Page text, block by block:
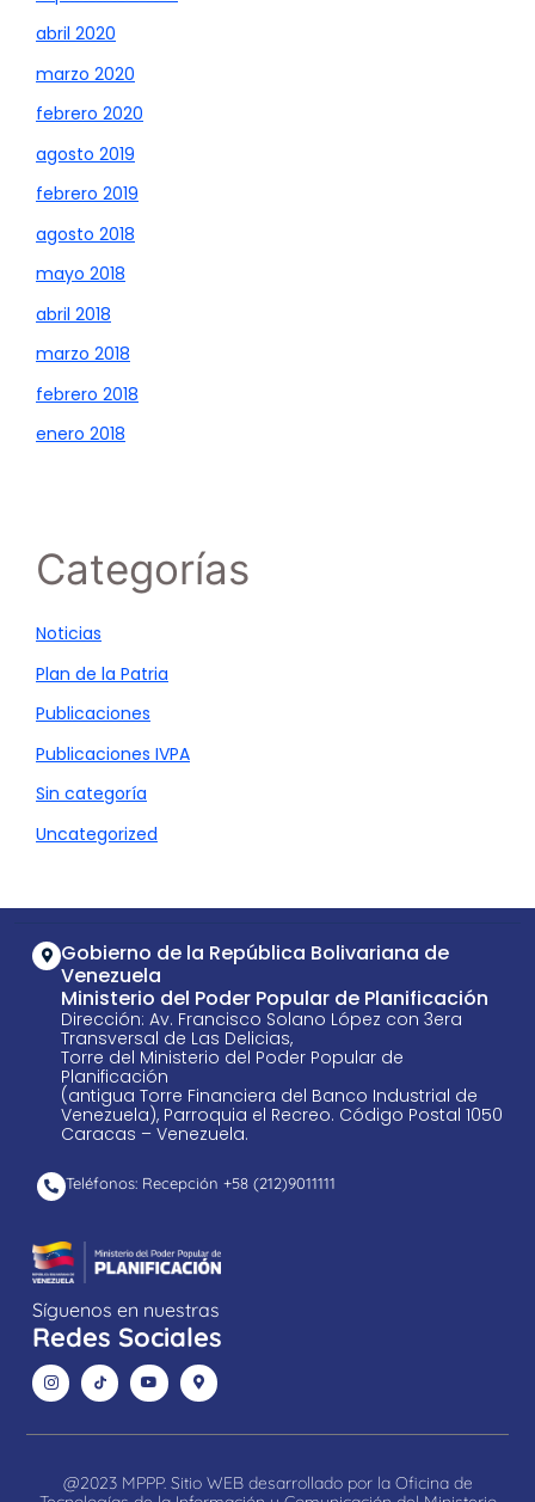
abril 2020
marzo 2020
febrero 2020
agosto 2019
febrero 2019
agosto 2018
mayo 2018
abril 2018
marzo 2018
febrero 2018
enero 2018
Categorías
Noticias
Plan de la Patria
Publicaciones
Publicaciones IVPA
Sin categoría
Uncategorized
Gobierno de la República Bolivariana de
Venezuela
Ministerio del Poder Popular de Planificación
Dirección: Av. Francisco Solano López con 3era
Transversal de Las Delicias,
Torre del Ministerio del Poder Popular de
Planificación
(antigua Torre Financiera del Banco Industrial de
Venezuela), Parroquia el Recreo. Código Postal 1050
Caracas – Venezuela.
Teléfonos: Recepción +58 ​(212)9011111
Síguenos en nuestras
Redes Sociales
@2023 MPPP. Sitio WEB desarrollado por la Oficina de